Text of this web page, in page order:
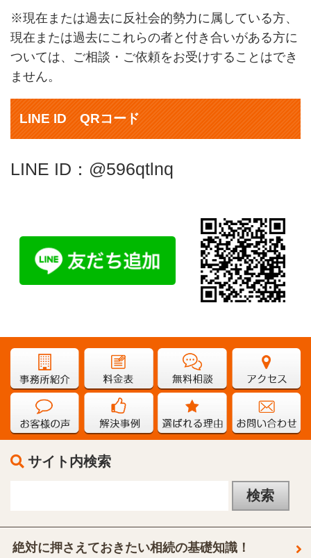
※現在または過去に反社会的勢力に属している方、
現在または過去にこれらの者と付き合いがある方に
ついては、ご相談・ご依頼をお受けすることはでき
ません。
LINE ID QRコード
LINE ID：@596qtlnq
サイト内検索
絶対に押さえておきたい相続の基礎知識！